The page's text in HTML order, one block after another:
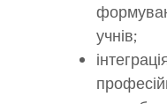
учнів;